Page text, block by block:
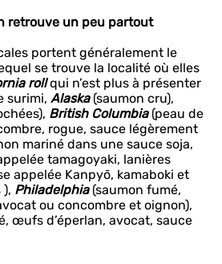
retrouve un peu partout
portent généralement le
se trouve la localité où elles
rollqui n’est plus à présenter
surimi, Alaska (saumon cru),
British Columbia (peau de
rogue, sauce légèrement
mariné dans une sauce soja,
tamagoyaki, lanières
appelée Kanpyō, kamaboki et
Philadelphia(saumon fumé,
ou concombre et oignon),
œufs d’éperlan, avocat, sauce